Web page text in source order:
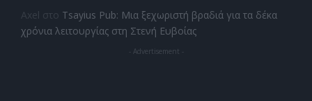
Axel στο Tsayius Pub: Μια ξεχωριστή βραδιά για τα δέκα
χρόνια λειτουργίας στη Στενή Ευβοίας
- Advertisement -